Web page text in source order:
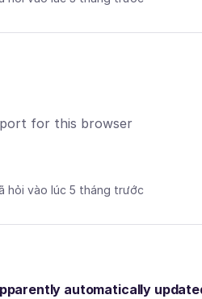
for this browser
hỏi vào lúc 5 tháng trước
automatically